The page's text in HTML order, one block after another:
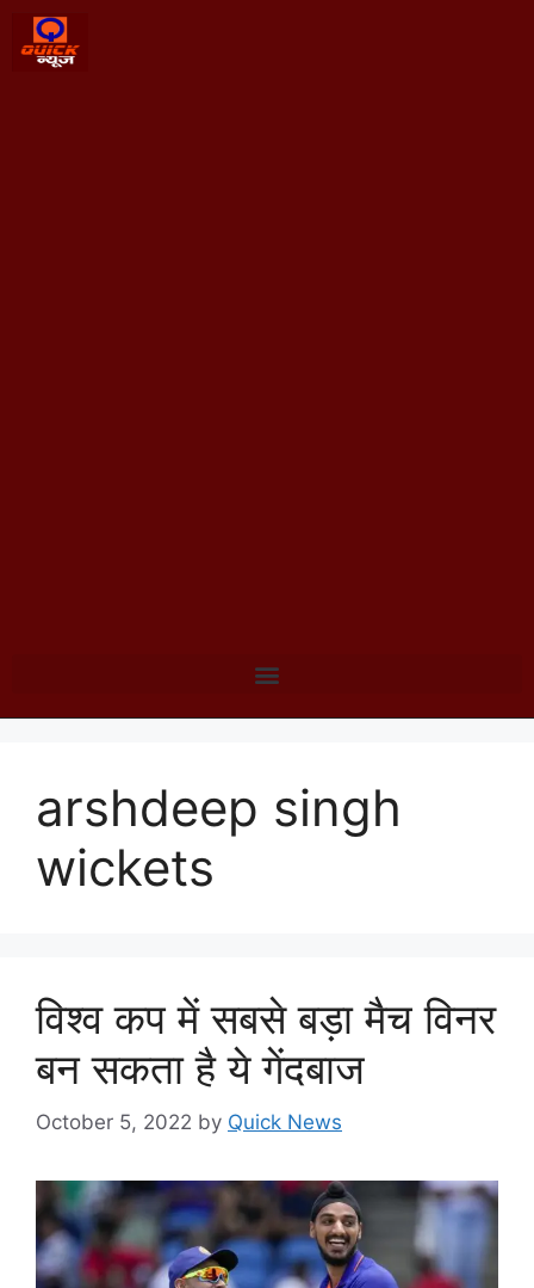
arshdeep singh
wickets
विश्व कप में सबसे बड़ा मैच विनर
बन सकता है ये गेंदबाज
October 5, 2022 by Quick News